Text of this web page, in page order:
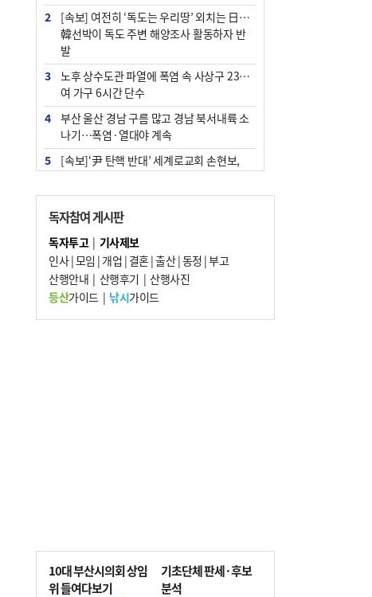
2
[속보] 여전히 ‘독도는 우리땅’ 외치는 日…
韓선박이 독도 주변 해양조사 활동하자 반
발
3
노후 상수도관 파열에 폭염 속 사상구 2300
여 가구 6시간 단수
4
부산 울산 경남 구름 많고 경남 북서내륙 소
나기…폭염·열대야 계속
5
[속보]‘尹 탄핵 반대’ 세계로교회 손현보,
군사기밀 유출자 색출 지시
7
부산 주유소 휘발유 평균가 ℓ당 1849원…
전주보다 3원 ↓
8
[속보] ‘심판 성접대’ 논란 축구협회 공식 사
과…“현재는 부적절 행위 없어”
독자참여 게시판
독자투고| 기사제보
인사|모임 | 개업 | 결혼|출산|동정 |부고
산행안내 | 산행후기 | 산행사진
등산가이드| 낚시가이드
10대 부산시의회 상임
위 들여다보기
기초단체 판세·후보
분석